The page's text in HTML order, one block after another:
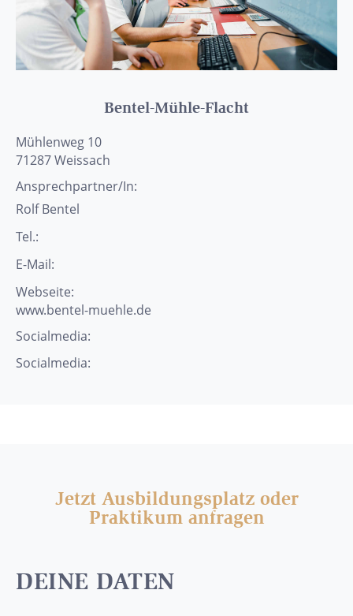
Bentel-Mühle-Flacht
Mühlenweg 10
71287Weissach
Ansprechpartner/In:
Rolf Bentel
Tel.:
E-Mail:
Webseite:
www.bentel-muehle.de
Socialmedia:
Socialmedia:
Jetzt Ausbildungsplatz oder
Praktikum anfragen
DEINE DATEN